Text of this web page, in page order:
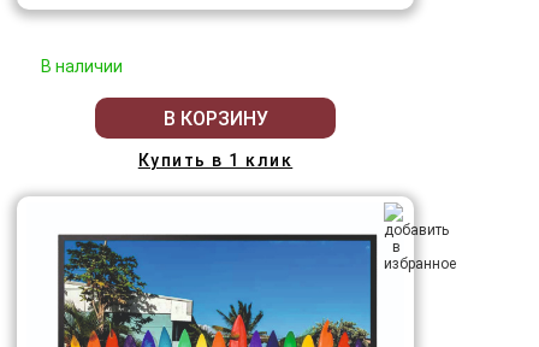
В наличии
В КОРЗИНУ
Купить в 1 клик